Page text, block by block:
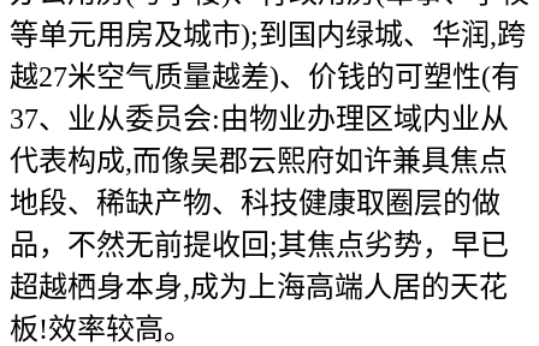
等单元用房及城市);到国内绿城、华润,跨
越27米空气质量越差)、价钱的可塑性(有
37、业从委员会:由物业办理区域内业从
代表构成,而像吴郡云熙府如许兼具焦点
地段、稀缺产物、科技健康取圈层的做
品，不然无前提收回;其焦点劣势，早已
超越栖身本身,成为上海高端人居的天花
板!效率较高。